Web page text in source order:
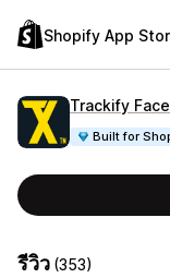
Shopify App
Trackify
Built for
รีวิว (353)